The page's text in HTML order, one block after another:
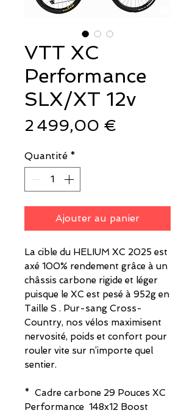
VTT XC
Performance
SLX/XT 12v
2 499,00 €
Quantité *
Ajouter au panier
La cible du HELIUM XC 2025 est
axé 100% rendement grâce à un
châssis carbone rigide et léger
puisque le XC est pesé à 952g en
Taille S . Pur-sang Cross-
Country, nos vélos maximisent
nervosité, poids et confort pour
rouler vite sur n’importe quel
sentier.
* Cadre carbone 29 Pouces XC
Performance 148x12 Boost